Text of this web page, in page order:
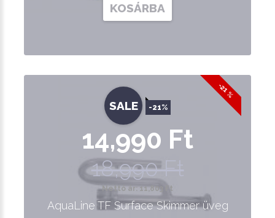
KOSÁRBA
-21 %
SALE -21%
14,990 Ft
18,990 Ft
Nettó ár: 11,803 Ft
AquaLine TF Surface Skimmer üveg